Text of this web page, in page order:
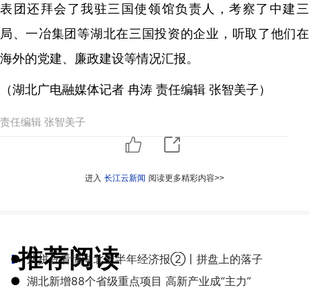
表团还拜会了我驻三国使领馆负责人，考察了中建三
局、一冶集团等湖北在三国投资的企业，听取了他们在
海外的党建、廉政建设等情况汇报。
（湖北广电融媒体记者 冉涛 责任编辑 张智美子）
责任编辑 张智美子
进入 长江云新闻 阅读更多精彩内容>>
推荐阅读
● 从拼豆看懂湖北上半年经济报②丨拼盘上的落子
● 湖北新增88个省级重点项目 高新产业成“主力”